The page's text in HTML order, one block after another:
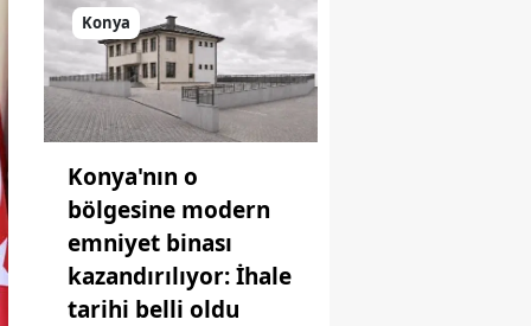
Konya
Konya'nın o
bölgesine modern
emniyet binası
kazandırılıyor: İhale
tarihi belli oldu